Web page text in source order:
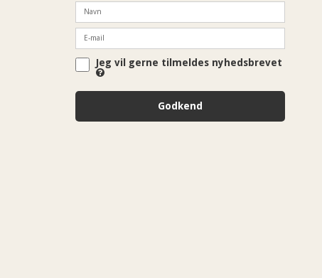
Jeg vil gerne tilmeldes nyhedsbrevet
Godkend